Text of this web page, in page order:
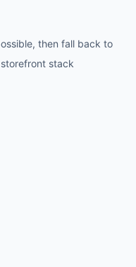
then fall back to
stack